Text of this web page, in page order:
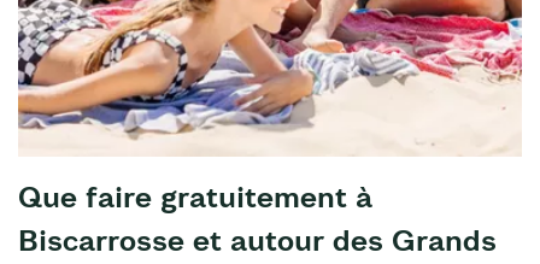
Que faire gratuitement à
Biscarrosse et autour des Grands